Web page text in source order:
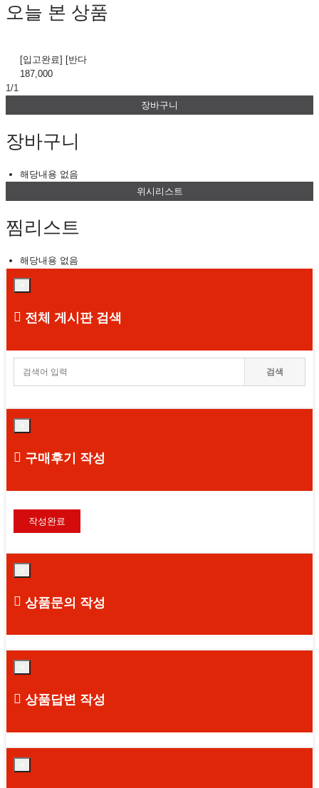
오늘 본 상품
[입고완료] [반다
187,000
1/1
장바구니
장바구니
해당내용 없음
위시리스트
찜리스트
해당내용 없음
전체 게시판 검색
검색
구매후기 작성
상품문의 작성
상품답변 작성